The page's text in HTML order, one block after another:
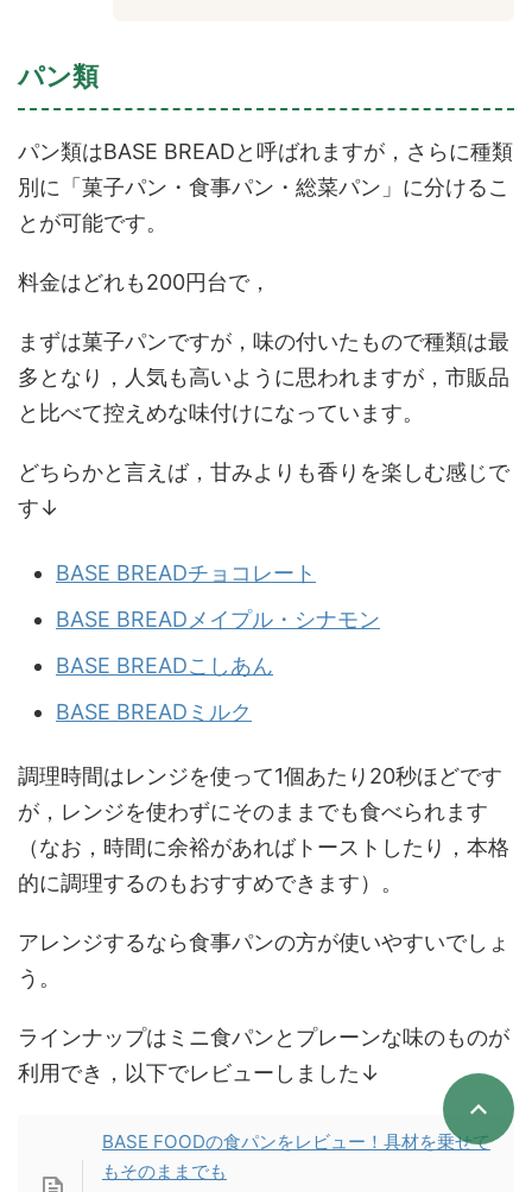
パン類
パン類はBASE BREADと呼ばれますが，さらに種類
別に「菓子パン・食事パン・総菜パン」に分けるこ
とが可能です。
料金はどれも200円台で，
まずは菓子パンですが，味の付いたもので種類は最
多となり，人気も高いように思われますが，市販品
と比べて控えめな味付けになっています。
どちらかと言えば，甘みよりも香りを楽しむ感じで
す↓
BASE BREADチョコレート
BASE BREADメイプル・シナモン
BASE BREADこしあん
BASE BREADミルク
調理時間はレンジを使って1個あたり20秒ほどです
が，レンジを使わずにそのままでも食べられます
（なお，時間に余裕があればトーストしたり，本格
的に調理するのもおすすめできます）。
アレンジするなら食事パンの方が使いやすいでしょ
う。
ラインナップはミニ食パンとプレーンな味のものが
利用でき，以下でレビューしました↓
BASE FOODの食パンをレビュー！具材を乗せて
もそのままでも